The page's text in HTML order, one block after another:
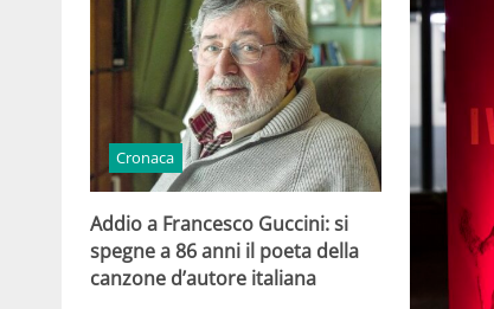
Cronaca
Addio a Francesco Guccini: si
spegne a 86 anni il poeta della
canzone d’autore italiana